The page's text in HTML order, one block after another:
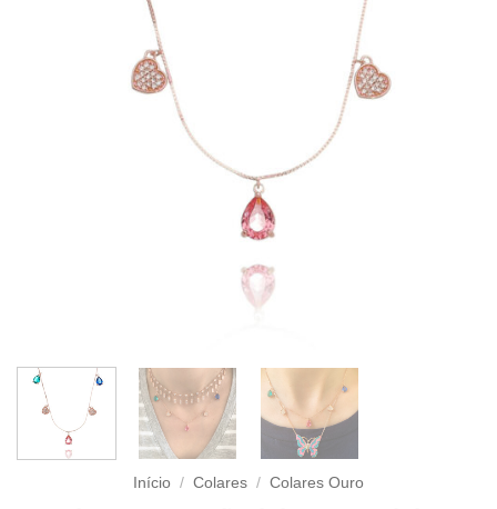
Início / Colares / Colares Ouro